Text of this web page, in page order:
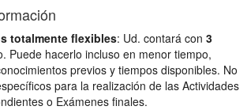
totalmente flexibles: Ud. contará con 3
Puede hacerlo incluso en menor tiempo,
previos y tiempos disponibles. No
para la realización de las Actividades
o Exámenes finales.